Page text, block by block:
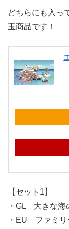
どちらにも入っ
玉商品です！
【セット1】
・GL 大きな海
・EU ファミリ